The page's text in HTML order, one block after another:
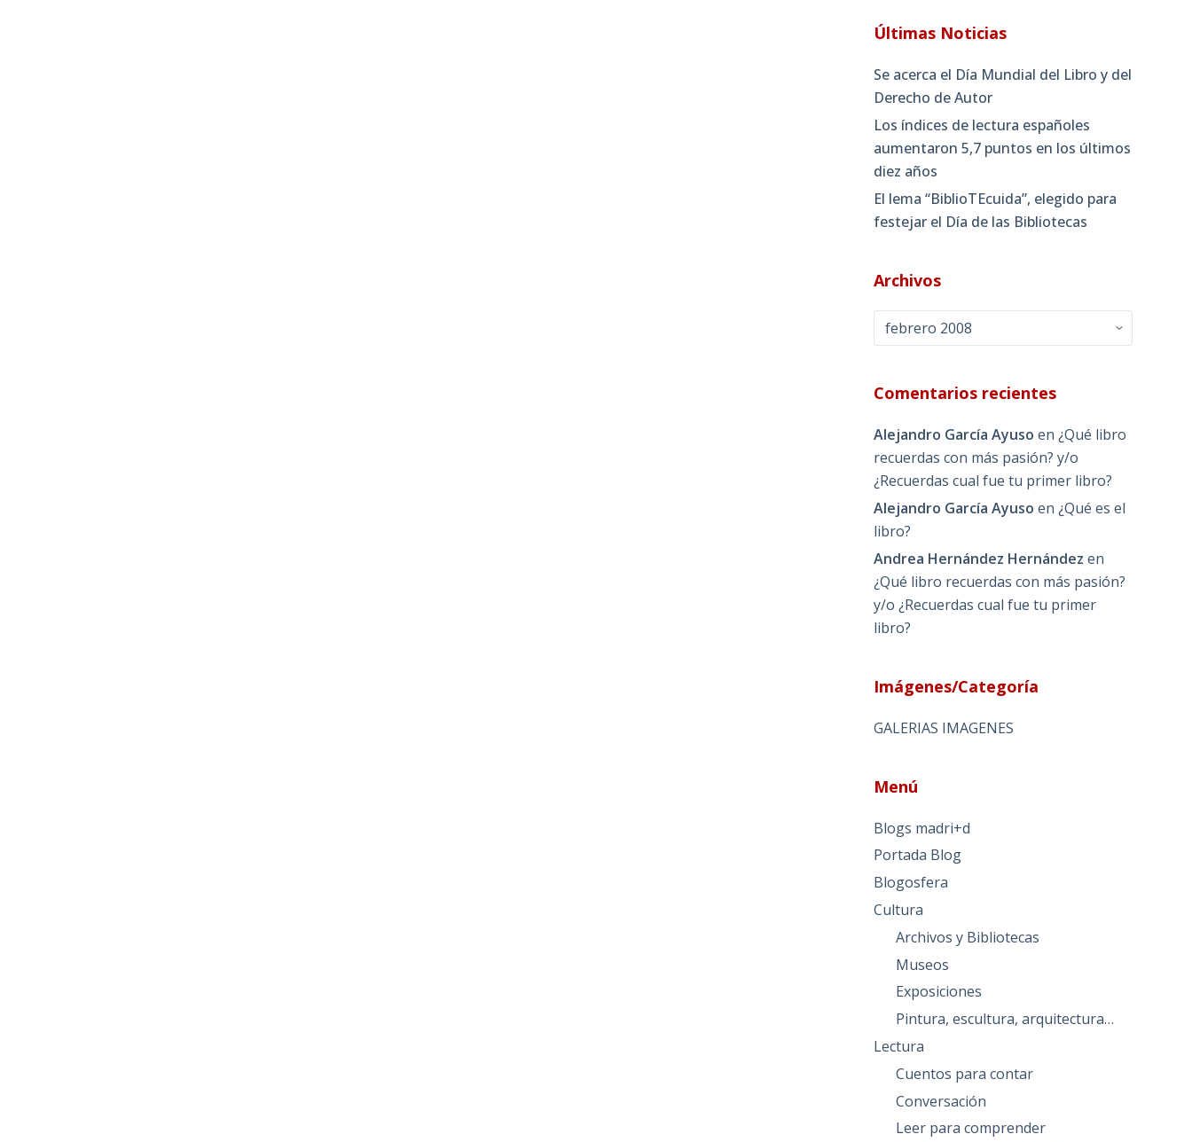
Últimas Noticias
Se acerca el Día Mundial del Libro y del
Derecho de Autor
Los índices de lectura españoles
aumentaron 5,7 puntos en los últimos
diez años
El lema “BiblioTEcuida”, elegido para
festejar el Día de las Bibliotecas
Archivos
Archivos
Comentarios recientes
Alejandro García Ayuso en¿Qué libro
recuerdas con más pasión? y/o
¿Recuerdas cual fue tu primer libro?
Alejandro García Ayuso en¿Qué es el
libro?
Andrea Hernández Hernández en
¿Qué libro recuerdas con más pasión?
y/o ¿Recuerdas cual fue tu primer
libro?
Imágenes/Categoría
GALERIAS IMAGENES
Menú
Blogs madri+d
Portada Blog
Blogosfera
Cultura
Archivos y Bibliotecas
Museos
Exposiciones
Pintura, escultura, arquitectura…
Lectura
Cuentos para contar
Conversación
Leer para comprender